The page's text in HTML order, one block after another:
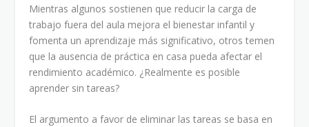
Mientras algunos sostienen que reducir la carga de
trabajo fuera del aula mejora el bienestar infantil y
fomenta un aprendizaje más significativo, otros temen
que la ausencia de práctica en casa pueda afectar el
rendimiento académico. ¿Realmente es posible
aprender sin tareas?
El argumento a favor de eliminar las tareas se basa en